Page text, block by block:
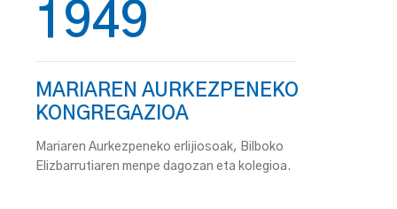
1949
MARIAREN AURKEZPENEKO
KONGREGAZIOA
Mariaren Aurkezpeneko erlijiosoak, Bilboko
Elizbarrutiaren menpe dagozan eta kolegioa.